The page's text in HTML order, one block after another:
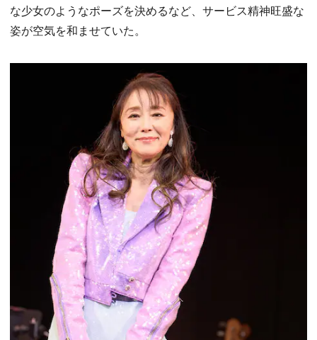
な少女のようなポーズを決めるなど、サービス精神旺盛な
姿が空気を和ませていた。